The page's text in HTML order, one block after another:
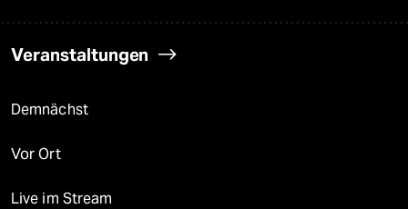
Veranstaltungen
Demnächst
Vor Ort
Live im Stream